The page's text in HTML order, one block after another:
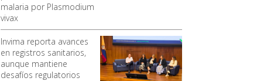
malaria por Plasmodium
vivax
Invima reporta avances
en registros sanitarios,
aunque mantiene
desafíos regulatorios